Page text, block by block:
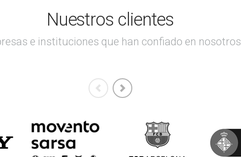
Nuestros clientes
e instituciones que han confiado en nosotros